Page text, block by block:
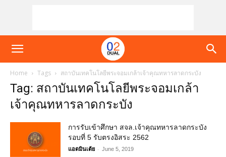
Home Tags สถาบันเทคโนโลยีพระจอมเกล้าเจ้าคุณทหารลาดกระบัง
Tag: สถาบันเทคโนโลยีพระจอมเกล้า
เจ้าคุณทหารลาดกระบัง
การรับเข้าศึกษา สจล.เจ้าคุณทหารลาดกระบัง
รอบที่ 5 รับตรงอิสระ 2562
แอดมินเต้ย - June 5, 2019